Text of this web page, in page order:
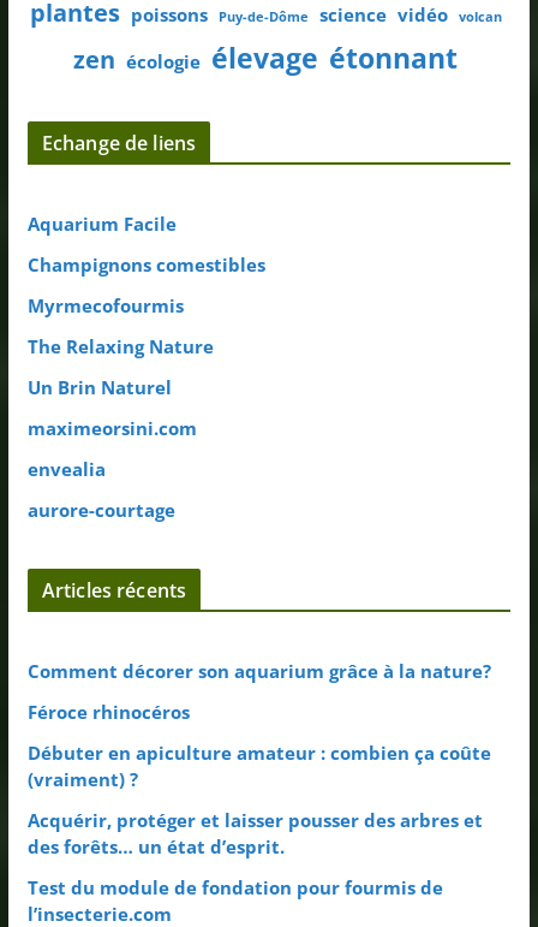
plantes poissons Puy-de-Dôme science vidéo volcan
zen écologie élevage étonnant
Echange de liens
Aquarium Facile
Champignons comestibles
Myrmecofourmis
The Relaxing Nature
Un Brin Naturel
maximeorsini.com
envealia
aurore-courtage
Articles récents
Comment décorer son aquarium grâce à la nature?
Féroce rhinocéros
Débuter en apiculture amateur : combien ça coûte
(vraiment) ?
Acquérir, protéger et laisser pousser des arbres et
des forêts… un état d’esprit.
Test du module de fondation pour fourmis de
l’insecterie.com